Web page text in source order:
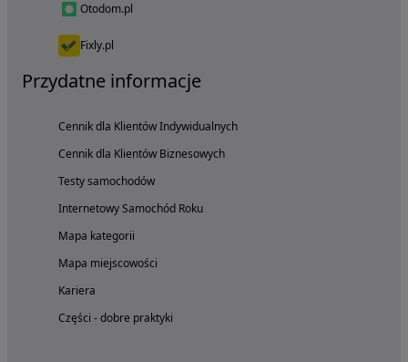
Otodom.pl
Fixly.pl
Przydatne informacje
Cennik dla Klientów Indywidualnych
Cennik dla Klientów Biznesowych
Testy samochodów
Internetowy Samochód Roku
Mapa kategorii
Mapa miejscowości
Kariera
Części - dobre praktyki